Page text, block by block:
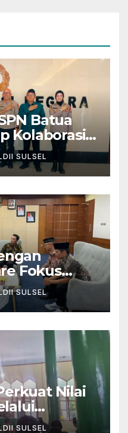
Batua
Kolaborasi
HUT RI
SULSEL
Fokus
Generasi
Luhur
SULSEL
Nilai
SULSEL